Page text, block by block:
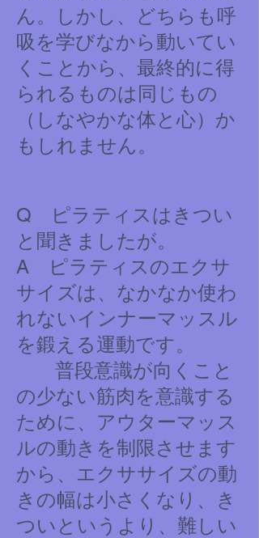
ん。しかし、どちらも呼
吸を学びなから動いてい
くことから、最終的に得
られるものは同じもの
（しなやかな体と心）か
もしれません。
Q ピラティスはきつい
と聞きましたが。
A ピラティスのエクサ
サイズは、なかなか使わ
れないインナーマッスル
を鍛える運動です。
普段意識が向くこと
の少ない筋肉を意識する
ために、アウターマッス
ルの動きを制限させます
から、エクササイズの動
きの幅は小さくなり、き
ついというより、難しい